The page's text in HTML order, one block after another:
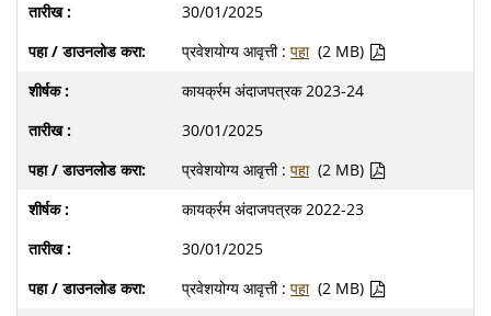
30/01/2025
प्रवेशयोग्य आवृत्ती : पहा (2 MB)
कायर्क्रम अंदाजपत्रक 2023-24
30/01/2025
प्रवेशयोग्य आवृत्ती : पहा (2 MB)
कायर्क्रम अंदाजपत्रक 2022-23
30/01/2025
प्रवेशयोग्य आवृत्ती : पहा (2 MB)